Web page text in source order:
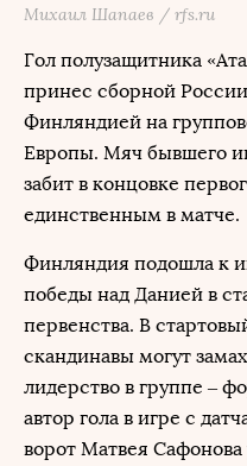
Михаил Шапаев / rfs.ru
Гол полузащитника
принес сборной
Финляндией на
Европы. Мяч бывшего
забит в концовке
единственным в матче.
Финляндия подошла к
победы над Данией в
первенства. В
скандинавы могут
лидерство в группе –
автор гола в игре с
ворот Матвея